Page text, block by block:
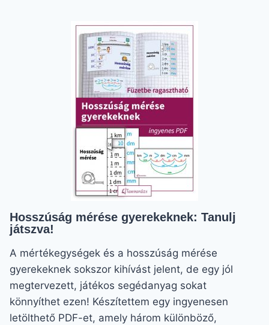
VIZUÁLIS
SEGÉDANYAG
Hosszúság mérése gyerekeknek: Tanulj
játszva!
A mértékegységek és a hosszúság mérése
gyerekeknek sokszor kihívást jelent, de egy jól
megtervezett, játékos segédanyag sokat
könnyíthet ezen! Készítettem egy ingyenesen
letölthető PDF-et, amely három különböző,